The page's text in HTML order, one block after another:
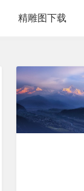
精雕图下载